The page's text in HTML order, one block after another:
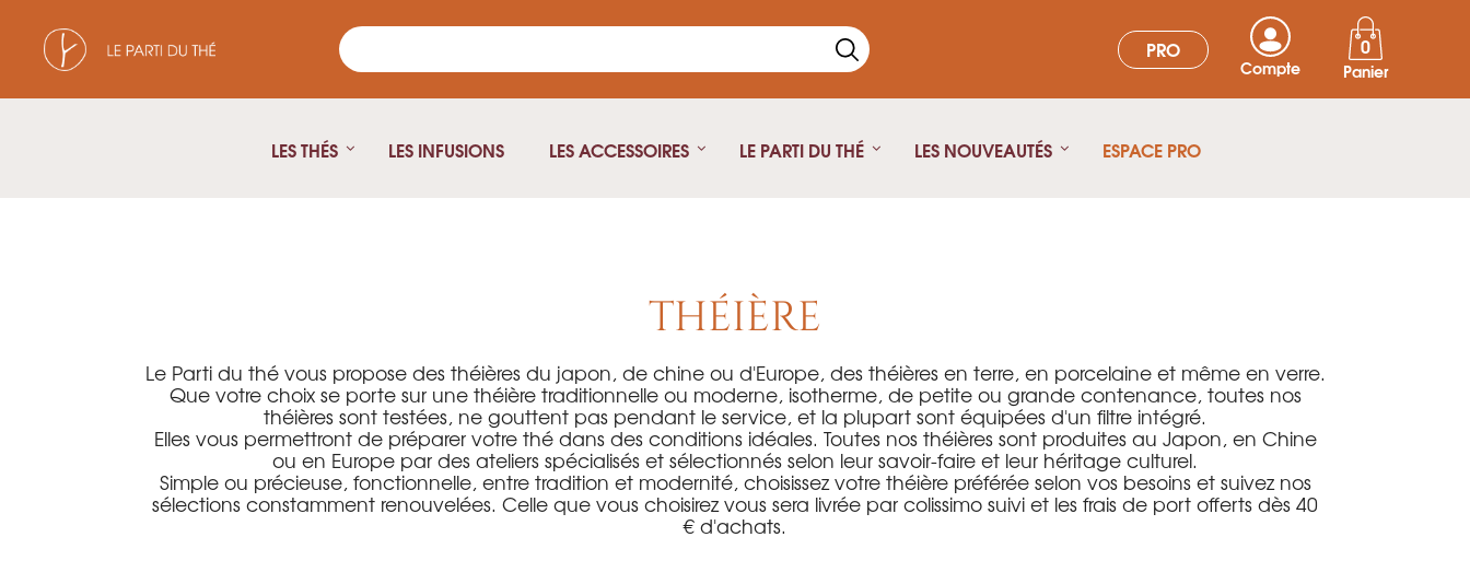
PRO
Compte Panier
0
LES THÉS
Thé blanc
Rooibos
Pu Erh
Oolong
Infusion
Thé fumé
Thé Parfumé
LES INFUSIONS LES ACCESSOIRES
Théière Japonaise
LE PARTI DU THÉ LES NOUVEAUTÉS ESPACE PRO
THÉIÈRE
Le Parti du thé vous propose des théières du japon, de chine ou d'Europe, des théières en terre, en porcelaine et même en verre.
Que votre choix se porte sur une théière traditionnelle ou moderne, isotherme, de petite ou grande contenance, toutes nos
théières sont testées, ne gouttent pas pendant le service, et la plupart sont équipées d'un filtre intégré.
Elles vous permettront de préparer votre thé dans des conditions idéales. Toutes nos théières sont produites au Japon, en Chine
ou en Europe par des ateliers spécialisés et sélectionnés selon leur savoir-faire et leur héritage culturel.
Simple ou précieuse, fonctionnelle, entre tradition et modernité, choisissez votre théière préférée selon vos besoins et suivez nos
sélections constamment renouvelées. Celle que vous choisirez vous sera livrée par colissimo suivi et les frais de port offerts dès 40
€ d'achats.